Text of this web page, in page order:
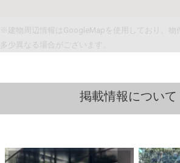
※建物周辺情報はGoogleMapを使用しており、物
多少異なる場合がございます。
掲載情報について